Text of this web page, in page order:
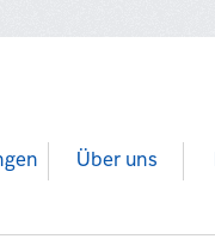
Über uns